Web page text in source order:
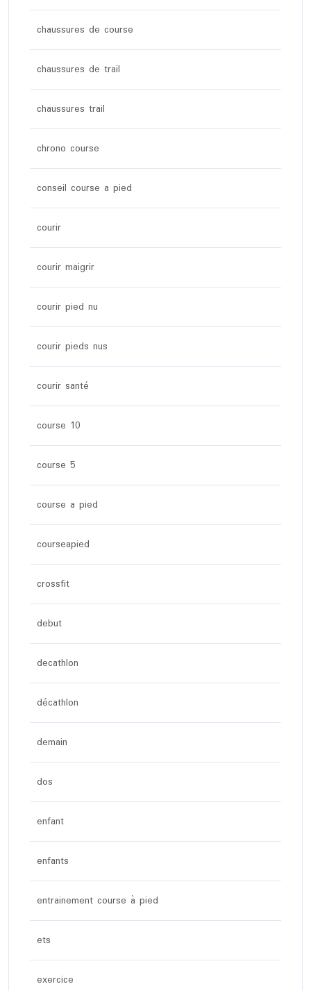
chaussures de course
chaussures de trail
chaussures trail
chrono course
conseil course a pied
courir
courir maigrir
courir pied nu
courir pieds nus
courir santé
course 10
course 5
course a pied
courseapied
crossfit
debut
decathlon
décathlon
demain
dos
enfant
enfants
entrainement course à pied
ets
exercice